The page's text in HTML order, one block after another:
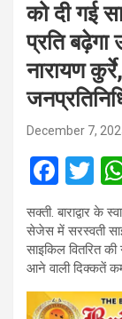
को दी गई
प्रति बढ़ेगा
नारायण
December 7,
F
a
ce
b
o
T
wi
tt
er
सक्ती. बाराद्वार के
सेजेस में सरस्वती
साइकिल वितरित
आने वाली दिक्कतें कम